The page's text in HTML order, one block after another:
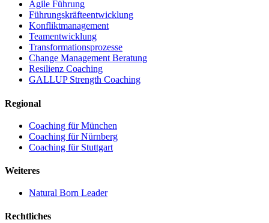
Agile Führung
Führungskräfteentwicklung
Konfliktmanagement
Teamentwicklung
Transformationsprozesse
Change Management Beratung
Resilienz Coaching
GALLUP Strength Coaching
Regional
Coaching für München
Coaching für Nürnberg
Coaching für Stuttgart
Weiteres
Natural Born Leader
Rechtliches